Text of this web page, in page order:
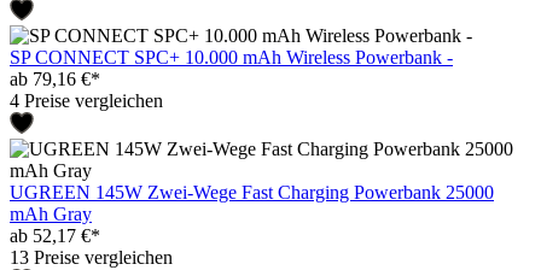
SP CONNECT SPC+ 10.000 mAh Wireless Powerbank -
ab 79,16 €*
4 Preise vergleichen
UGREEN 145W Zwei-Wege Fast Charging Powerbank 25000
mAh Gray
ab 52,17 €*
13 Preise vergleichen